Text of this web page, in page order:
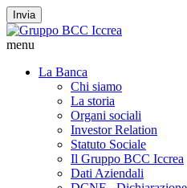
Invia
menu
La Banca
Chi siamo
La storia
Organi sociali
Investor Relation
Statuto Sociale
Il Gruppo BCC Iccrea
Dati Aziendali